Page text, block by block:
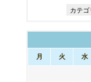
ー
月 火 水